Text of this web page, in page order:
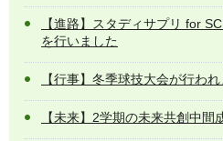
【進路】スタディサプリ for
を行いました
【行事】冬季球技大会が行わ
【未来】2学期の未来共創中